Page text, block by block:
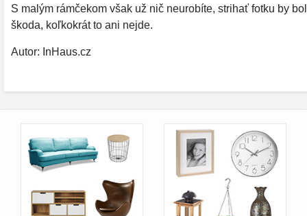
S malým rámčekom však už nič neurobíte, strihať fotku by
škoda, koľkokrát to ani nejde.
Autor: InHaus.cz